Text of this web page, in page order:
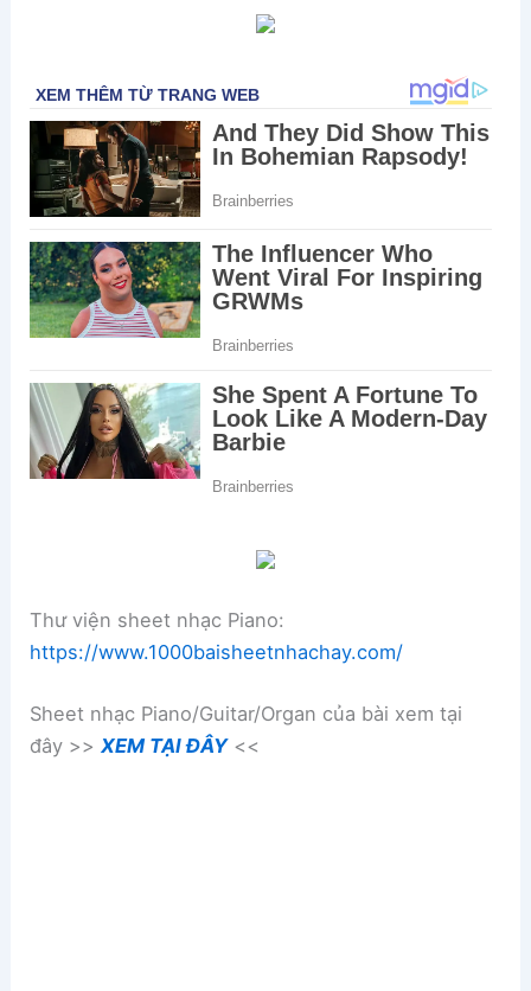
Thư viện sheet nhạc Piano:
https://www.1000baisheetnhachay.com/
Sheet nhạc Piano/Guitar/Organ của bài xem tại
đây >>XEM TẠI ĐÂY<<